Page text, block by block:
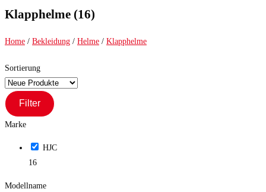
search
Klapphelme (16)
Home / Bekleidung / Helme / Klapphelme
Sortierung
Filter
Marke
HJC
16
Modellname